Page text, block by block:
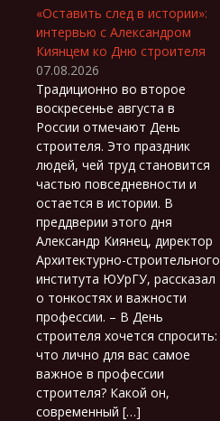
«Оставить след в истории»:
интервью с Александром
Киянцем ко Дню строителя
07.08.2026
Традиционно во второе
воскресенье августа в
России отмечают День
строителя. Это праздник
людей, чей труд становится
частью повседневности и
остается в истории. В
преддверии этого дня
Александр Киянец, директор
Архитектурно-строительного
института ЮУрГУ, рассказал
о тонкостях и важности
профессии. – В День
строителя хочется спросить:
что лично для вас самое
важное в профессии
строителя? Какой он,
современный […]